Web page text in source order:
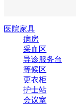
医院家具
病房
采血区
导诊服务台
等候区
更衣柜
护士站
会议室